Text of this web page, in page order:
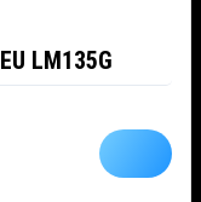
LM135G